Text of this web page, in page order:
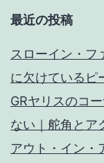
最近の投稿
スローイン・フ
に欠けているピ
GRヤリスのコ
ない｜舵角とア
アウト・イン・